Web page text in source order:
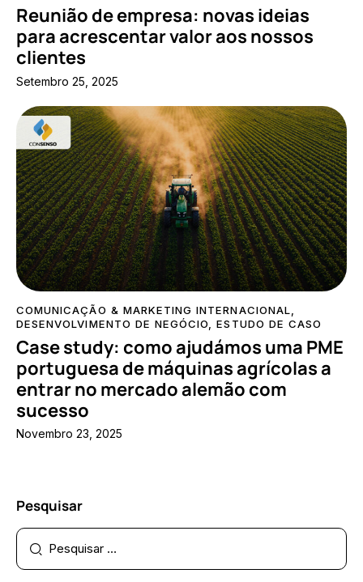
Reunião de empresa: novas ideias
para acrescentar valor aos nossos
clientes
Setembro 25, 2025
COMUNICAÇÃO & MARKETING INTERNACIONAL,
DESENVOLVIMENTO DE NEGÓCIO,ESTUDO DE CASO
Case study: como ajudámos uma PME
portuguesa de máquinas agrícolas a
entrar no mercado alemão com
sucesso
Novembro 23, 2025
Pesquisar